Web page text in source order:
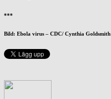
***
Bild: Ebola virus – CDC/ Cynthia Goldsmith